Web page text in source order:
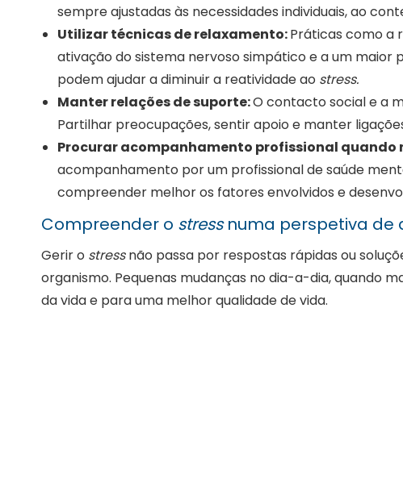
sempre ajustadas às necessidades individuais, ao
Utilizar técnicas de relaxamento:Práticas como a
ativação do sistema nervoso simpático e a um maior
podem ajudar a diminuir a reatividade ao stress.
Manter relações de suporte:O contacto social e a
Partilhar preocupações, sentir apoio e manter
Procurar acompanhamento profissional quando
acompanhamento por um profissional de saúde
compreender melhor os fatores envolvidos e
Compreender o stressnuma perspetiva de
Gerir o stressnão passa por respostas rápidas ou
organismo. Pequenas mudanças no dia-a-dia, quando
da vida e para uma melhor qualidade de vida.